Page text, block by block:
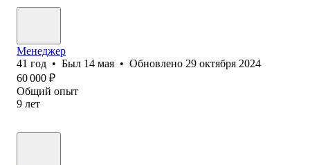
Менеджер
41 год • Был 14 мая • Обновлено 29 октября 2024
60 000 ₽
Общий опыт
9 лет